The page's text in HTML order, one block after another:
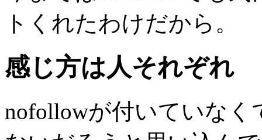
トくれたわけだから。
感じ方は人それぞれ
nofollowが付いていなく